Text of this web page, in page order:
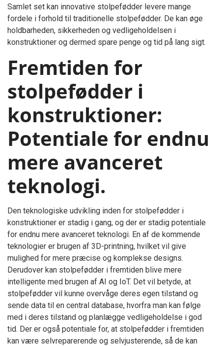
Samlet set kan innovative stolpefødder levere mange
fordele i forhold til traditionelle stolpefødder. De kan øge
holdbarheden, sikkerheden og vedligeholdelsen i
konstruktioner og dermed spare penge og tid på lang sigt.
Fremtiden for
stolpefødder i
konstruktioner:
Potentiale for endnu
mere avanceret
teknologi.
Den teknologiske udvikling inden for stolpefødder i
konstruktioner er stadig i gang, og der er stadig potentiale
for endnu mere avanceret teknologi. En af de kommende
teknologier er brugen af 3D-printning, hvilket vil give
mulighed for mere præcise og komplekse designs.
Derudover kan stolpefødder i fremtiden blive mere
intelligente med brugen af AI og IoT. Det vil betyde, at
stolpefødder vil kunne overvåge deres egen tilstand og
sende data til en central database, hvorfra man kan følge
med i deres tilstand og planlægge vedligeholdelse i god
tid. Der er også potentiale for, at stolpefødder i fremtiden
kan være selvreparerende og selvjusterende, så de kan